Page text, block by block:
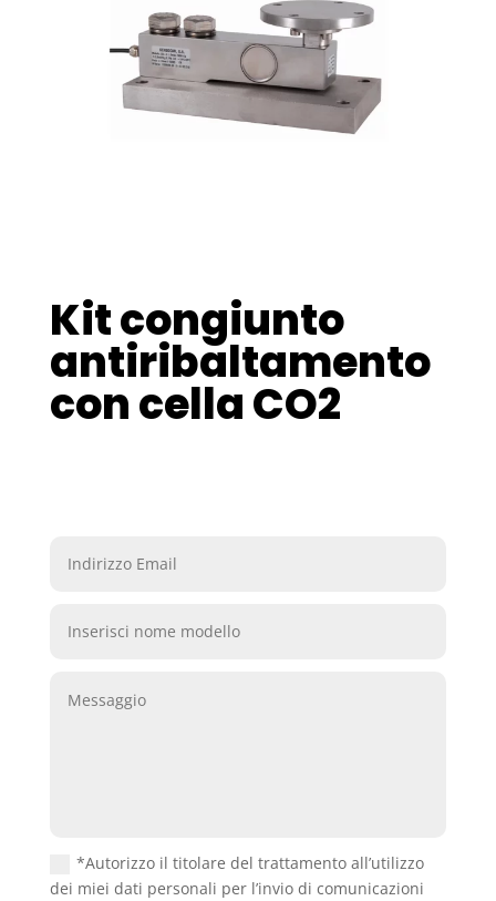
Kit congiunto
antiribaltamento
con cella CO2
*Autorizzo il titolare del trattamento all’utilizzo
dei miei dati personali per l’invio di comunicazioni